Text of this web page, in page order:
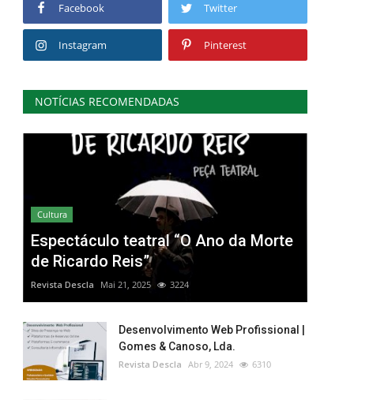
Facebook Twitter
Instagram Pinterest
NOTÍCIAS RECOMENDADAS
Cultura
Espectáculo teatral “O Ano da Morte
de Ricardo Reis”
Revista Descla Mai 21, 2025 3224
Desenvolvimento Web Profissional |
Gomes & Canoso, Lda.
Revista Descla Abr 9, 2024 6310